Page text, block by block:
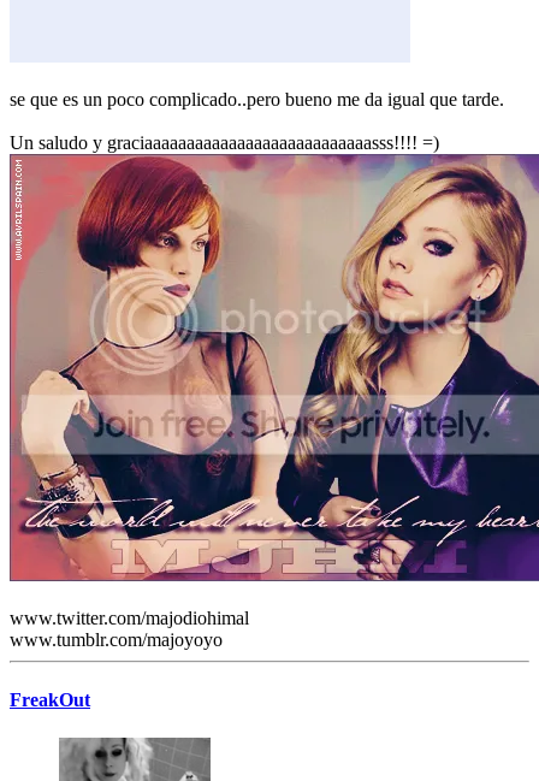
se que es un poco complicado..pero bueno me da igual que tarde.
Un saludo y graciaaaaaaaaaaaaaaaaaaaaaaaaaaasss!!!! =)
www.twitter.com/majodiohimal
www.tumblr.com/majoyoyo
FreakOut